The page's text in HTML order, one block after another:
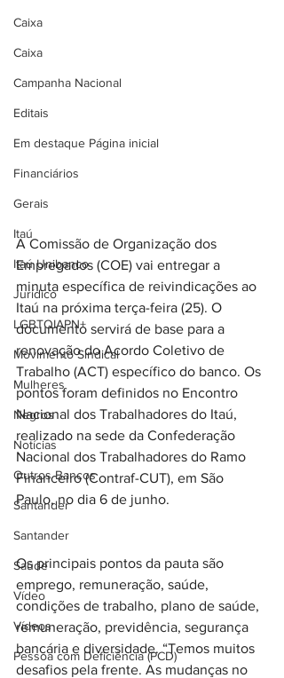
Caixa
Caixa
Campanha Nacional
Editais
Em destaque Página inicial
Financiários
Gerais
Itaú
Itaú Unibanco
Jurídico
LGBTQIAPN+
Movimento Sindical
Mulheres
Negros
Notícias
Outros Bancos
Santander
Santander
Saúde
Vídeo
Vídeos
Pessoa com Deficiência (PCD)
A Comissão de Organização dos
Empregados (COE) vai entregar a
minuta específica de reivindicações ao
Itaú na próxima terça-feira (25). O
documento servirá de base para a
renovação do Acordo Coletivo de
Trabalho (ACT) específico do banco. Os
pontos foram definidos no Encontro
Nacional dos Trabalhadores do Itaú,
realizado na sede da Confederação
Nacional dos Trabalhadores do Ramo
Financeiro (Contraf-CUT), em São
Paulo, no dia 6 de junho.
Os principais pontos da pauta são
emprego, remuneração, saúde,
condições de trabalho, plano de saúde,
remuneração, previdência, segurança
bancária e diversidade. “Temos muitos
desafios pela frente. As mudanças no